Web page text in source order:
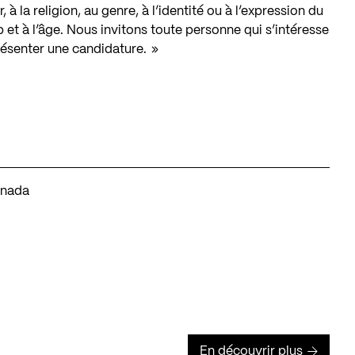
à la religion, au genre, à l’identité ou à l’expression du
à l’âge. Nous invitons toute personne qui s’intéresse
une candidature. »
En découvrir plus